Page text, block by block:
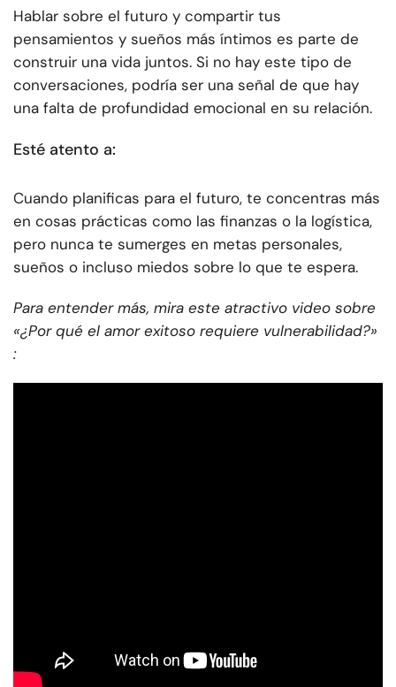
Hablar sobre el futuro y compartir tus
pensamientos y sueños más íntimos es parte de
construir una vida juntos. Si no hay este tipo de
conversaciones, podría ser una señal de que hay
una falta de profundidad emocional en su relación.
Esté atento a:
Cuando planificas para el futuro, te concentras más
en cosas prácticas como las finanzas o la logística,
pero nunca te sumerges en metas personales,
sueños o incluso miedos sobre lo que te espera.
Para entender más, mira este atractivo video sobre
«¿Por qué el amor exitoso requiere vulnerabilidad?»
: